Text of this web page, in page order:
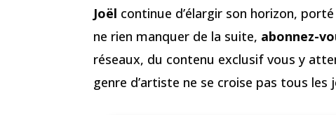
Joël continue d’élargir son horizon,
ne rien manquer de la suite, abonnez-
réseaux, du contenu exclusif vous y
genre d’artiste ne se croise pas tous